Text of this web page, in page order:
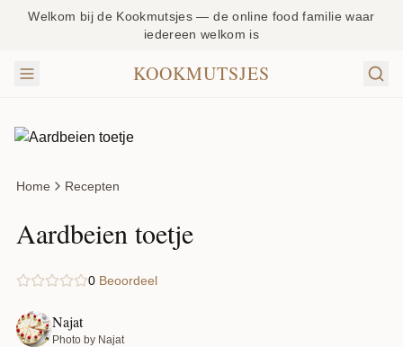
Welkom bij de Kookmutsjes — de online food familie waar
iedereen welkom is
KOOKMUTSJES
Home Recepten
Aardbeien toetje
0 Beoordeel
Najat
Photo by Najat